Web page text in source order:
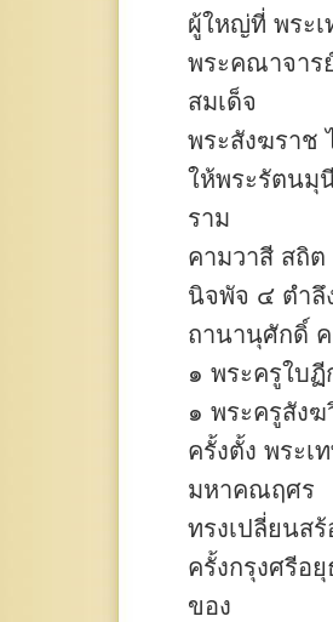
ผู้ใหญ่ที่ พระเ
พระคณาจาร
สมเด็จ
พระสังฆราช
ให้พระรัตนมุ
ราม
คามวาสี สถิ
นิจพัจ ๔ ตำลึ
ถานานุศักดิ์
๑ พระครูใบฏี
๑ พระครูสัง
ครั้งตั้ง พระเ
มหาคณฤศร
ทรงเปลี่ยนส
ครั้งกรุงศรีอ
ของ